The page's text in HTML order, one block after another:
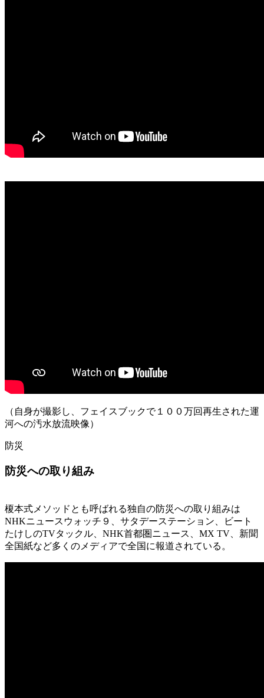
（自身が撮影し、フェイスブックで１００万回再生された運
河への汚水放流映像）
防災
防災への取り組み
榎本式メソッドとも呼ばれる独自の防災への取り組みは
NHKニュースウォッチ９、サタデーステーション、ビート
たけしのTVタックル、NHK首都圏ニュース、MX TV、新聞
全国紙など多くのメディアで全国に報道されている。